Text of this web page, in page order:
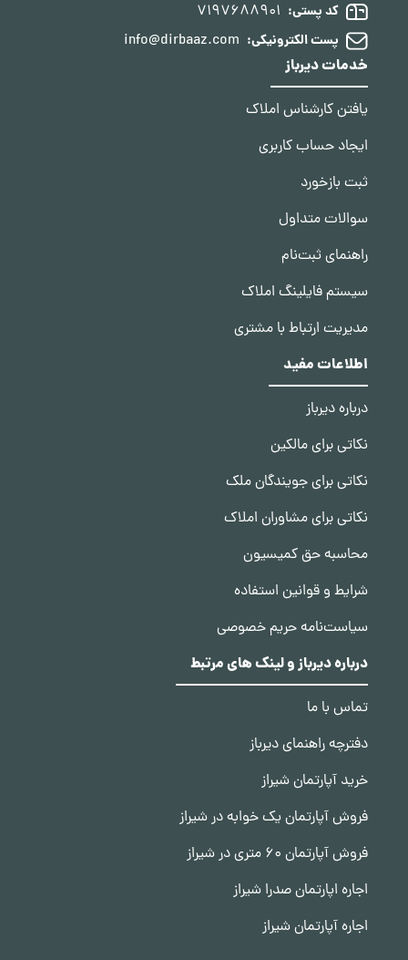
کد پستی: 7197688901
پست الکترونیکی: info@dirbaaz.com
خدمات دیرباز
یافتن کارشناس املاک
ایجاد حساب کاربری
ثبت بازخورد
سوالات متداول
راهنمای ثبت‌نام
سیستم فایلینگ املاک
مدیریت ارتباط با مشتری
اطلاعات مفید
درباره دیرباز
نکاتی برای مالکین
نکاتی برای جویندگان ملک
نکاتی برای مشاوران املاک
محاسبه حق کمیسیون
شرایط و قوانین استفاده
سیاست‌نامه حریم خصوصی
درباره دیرباز و لینک های مرتبط
تماس با ما
دفترچه راهنمای دیرباز
خرید آپارتمان شیراز
فروش آپارتمان یک خوابه در شیراز
فروش آپارتمان 60 متری در شیراز
اجاره اپارتمان صدرا شیراز
اجاره آپارتمان شیراز